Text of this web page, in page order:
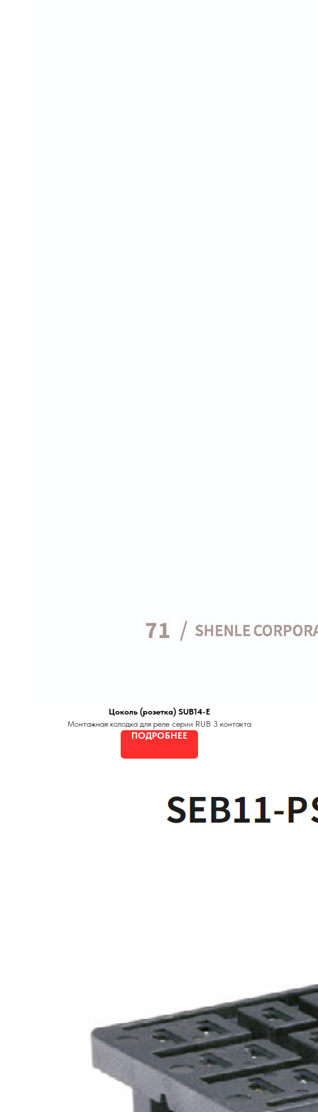
Цоколь (розетка) SUB14-E
Монтажная колодка для реле серии RUB 3 контакта
ПОДРОБНЕЕ